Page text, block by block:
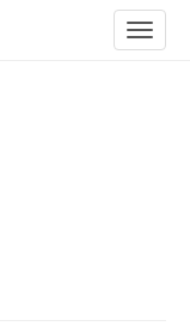
ein-/